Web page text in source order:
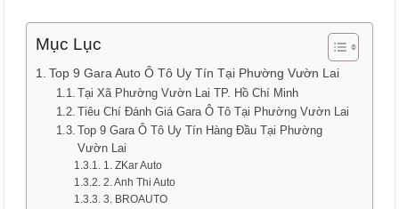
Mục Lục
Top 9 Gara Auto Ô Tô Uy Tín Tại Phường Vườn Lai
Tại Xã Phường Vườn Lai TP. Hồ Chí Minh
Tiêu Chí Đánh Giá Gara Ô Tô Tại Phường Vườn Lai
Top 9 Gara Ô Tô Uy Tín Hàng Đầu Tại Phường
Vườn Lai
1. ZKar Auto
2. Anh Thi Auto
3. BROAUTO